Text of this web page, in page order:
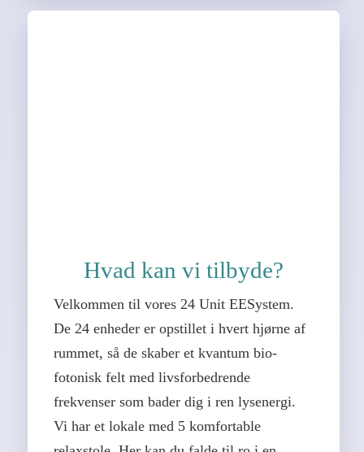
Hvad kan vi tilbyde?
Velkommen til vores 24 Unit EESystem.
De 24 enheder er opstillet i hvert hjørne af
rummet, så de skaber et kvantum bio-
fotonisk felt med livsforbedrende
frekvenser som bader dig i ren lysenergi.
Vi har et lokale med 5 komfortable